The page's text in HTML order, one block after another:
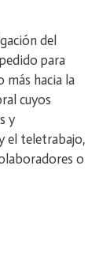
del
para
más hacia la
cuyos
y
el teletrabajo,
o